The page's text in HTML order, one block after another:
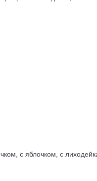
с яблочком, с